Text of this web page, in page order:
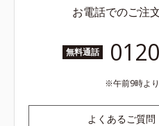
お電話でのご注
無料通話
午前9時よ
よくあるご質